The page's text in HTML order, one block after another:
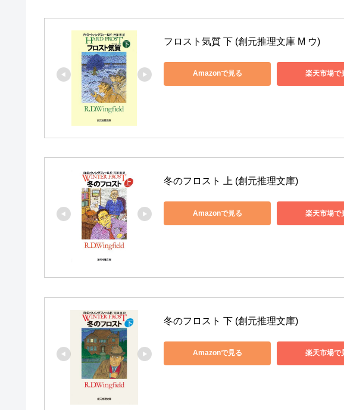
フロスト気質 下 (創元推理文庫 M ウ)
Amazonで見る 楽天市場で
冬のフロスト 上 (創元推理文庫)
Amazonで見る 楽天市場で
冬のフロスト 下 (創元推理文庫)
Amazonで見る 楽天市場で